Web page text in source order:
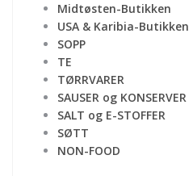
Midtøsten-Butikken
USA & Karibia-Butikken
SOPP
TE
TØRRVARER
SAUSER og KONSERVER
SALT og E-STOFFER
SØTT
NON-FOOD